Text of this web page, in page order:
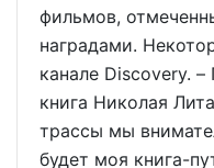
фильмов,
наградами.
канале Discovery.
книга Николая
трассы мы
будет моя книга-